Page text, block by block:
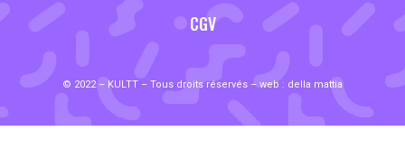
CGV
© 2022 – KULTT – Tous droits réservés – web : della mattia